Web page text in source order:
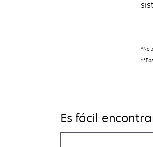
*No
Es fácil